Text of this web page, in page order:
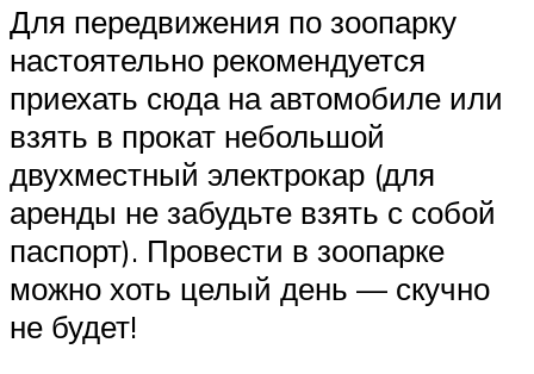
Для передвижения по зоопарку
настоятельно рекомендуется
приехать сюда на автомобиле или
взять в прокат небольшой
двухместный электрокар (для
аренды не забудьте взять с собой
паспорт). Провести в зоопарке
можно хоть целый день — скучно
не будет!